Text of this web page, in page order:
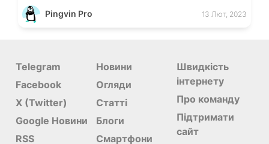
Pingvin Pro 13 Лют, 2023
Telegram
Facebook
X (Twitter)
Google Новини
RSS
Новини
Огляди
Статті
Блоги
Смартфони
Швидкість
інтернету
Про команду
Підтримати
сайт